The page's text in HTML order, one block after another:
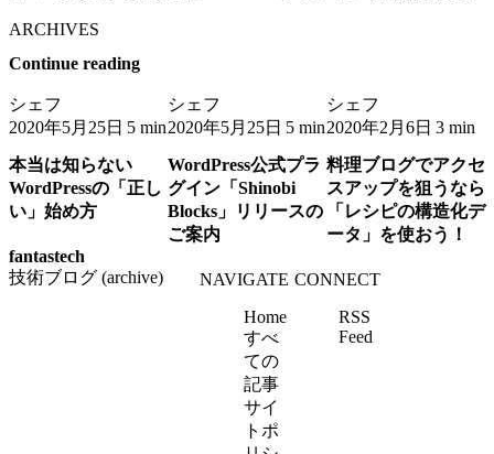
ARCHIVES
Continue reading
シェフ
2020年5月25日 5 min
本当は知らない
WordPressの「正し
い」始め方
シェフ
2020年5月25日 5 min
WordPress公式プラ
グイン「Shinobi
Blocks」リリースの
ご案内
シェフ
2020年2月6日 3 min
料理ブログでアクセ
スアップを狙うなら
「レシピの構造化デ
ータ」を使おう！
fantastech
技術ブログ (archive)
NAVIGATE
Home
すべ
ての
記事
サイ
トポ
CONNECT
RSS
Feed